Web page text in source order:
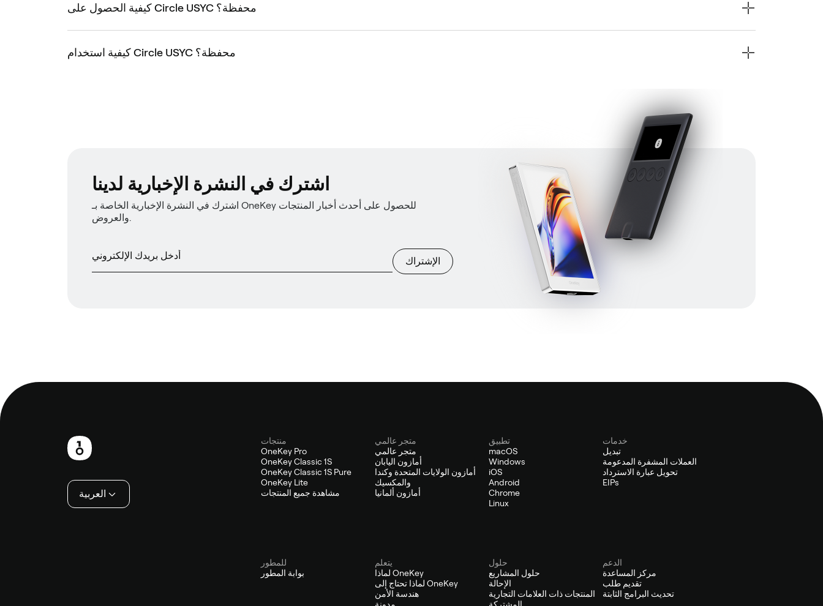
كيفية الحصول على Circle USYC محفظة؟
كيفية استخدام Circle USYC محفظة؟
اشترك في النشرة الإخبارية لدينا
اشترك في النشرة الإخبارية الخاصة بـ OneKey للحصول على أحدث أخبار المنتجات
والعروض.
الإشتراك
العربية
منتجات
OneKey Pro
OneKey Classic 1S
OneKey Classic 1S Pure
OneKey Lite
مشاهدة جميع المنتجات
متجر عالمي
متجر عالمي
أمازون اليابان
أمازون الولايات المتحدة وكندا
والمكسيك
أمازون ألمانيا
تطبيق
macOS
Windows
iOS
Android
Chrome
Linux
خدمات
تبديل
العملات المشفرة المدعومة
تحويل عبارة الاسترداد
EIPs
للمطور
بوابة المطور
يتعلم
لماذا OneKey
لماذا تحتاج إلى OneKey
هندسة الأمن
حلول
حلول المشاريع
الإحالة
المنتجات ذات العلامات التجارية
الدعم
مركز المساعدة
تقديم طلب
تحديث البرامج الثابتة